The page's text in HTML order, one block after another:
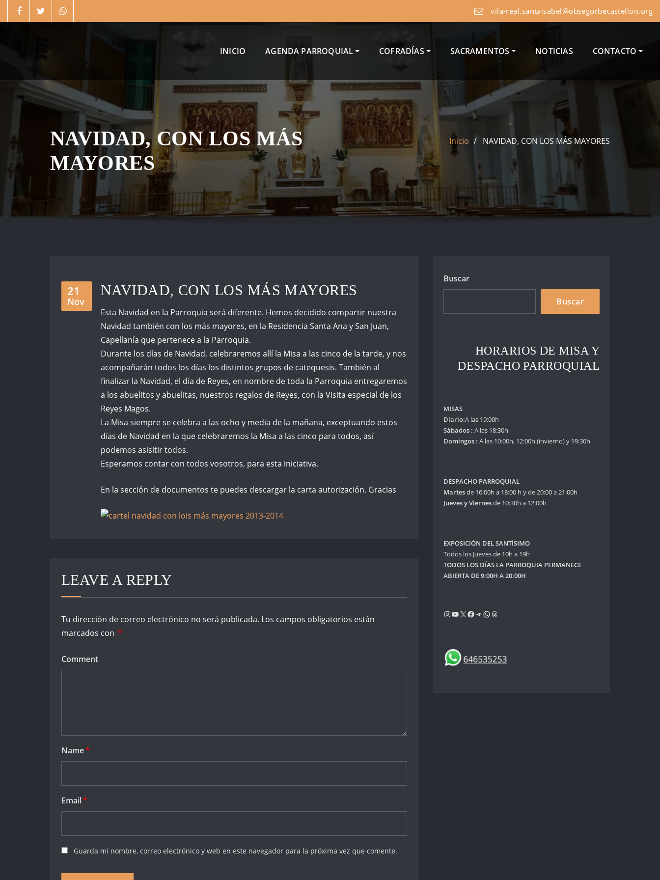
to
vila-real.santaisabel@obsegorbecastellon.org
INICIO AGENDA PARROQUIAL COFRADÍAS SACRAMENTOS NOTICIAS CONTACTO
NAVIDAD, CON LOS MÁS
MAYORES
Inicio NAVIDAD, CON LOS MÁS MAYORES
21
Nov
NAVIDAD, CON LOS MÁS MAYORES
Esta Navidad en la Parroquia será diferente. Hemos decidido compartir nuestra
Navidad también con los más mayores, en la Residencia Santa Ana y San Juan,
Capellanía que pertenece a la Parroquia.
Durante los días de Navidad, celebraremos allí la Misa a las cinco de la tarde, y nos
acompañarán todos los días los distintos grupos de catequesis. También al
finalizar la Navidad, el día de Reyes, en nombre de toda la Parroquia entregaremos
a los abuelitos y abuelitas, nuestros regalos de Reyes, con la Visita especial de los
Reyes Magos.
La Misa siempre se celebra a las ocho y media de la mañana, exceptuando estos
días de Navidad en la que celebraremos la Misa a las cinco para todos, así
podemos asisitir todos.
Esperamos contar con todos vosotros, para esta iniciativa.
En la sección de documentos te puedes descargar la carta autorización. Gracias
LEAVE A REPLY
Tu dirección de correo electrónico no será publicada. Los campos obligatorios están
marcados con *
Comment
Name*
Email*
Guarda mi nombre, correo electrónico y web en este navegador para la próxima vez que comente.
Buscar
Buscar
HORARIOS DE MISA Y
DESPACHO PARROQUIAL
MISAS
Diario:A las 19:00h
Sábados : A las 18:30h
Domingos : A las 10:00h, 12:00h (invierno) y 19:30h
DESPACHO PARROQUIAL
Martesde 16:00h a 18:00 h y de 20:00 a 21:00h
Jueves y Viernesde 10:30h a 12:00h
EXPOSICIÓN DEL SANTÍSIMO
Todos los Jueves de 10h a 19h
TODOS LOS DÍAS LA PARROQUIA PERMANECE
ABIERTA DE 9:00H A 20:00H
Instagram
YouTube
X Facebook
Telegram
WhatsApp
Threads